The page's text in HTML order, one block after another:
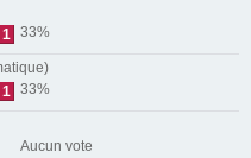
1
33%
1
33%
Aucun vote